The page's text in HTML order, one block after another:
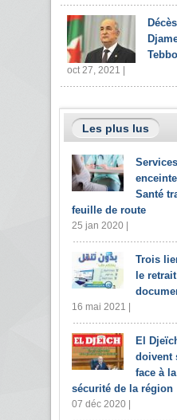
oct 27, 2021 |
Les plus lus
Santé
feuille de route
25 jan 2020 |
Trois
le
16 mai 2021 |
El
doivent
face à
sécurité de la région
07 déc 2020 |